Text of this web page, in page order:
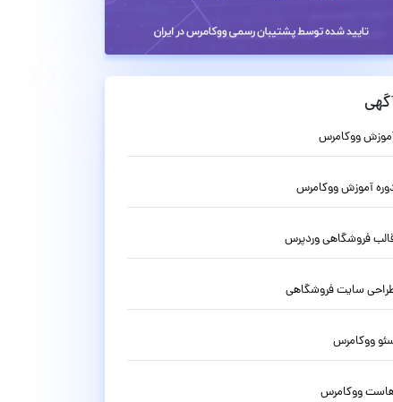
ووکامرس
آموزش ووکامرس
فروشگاهی وردپرس
سایت فروشگاهی
ووکامرس
ووکامرس